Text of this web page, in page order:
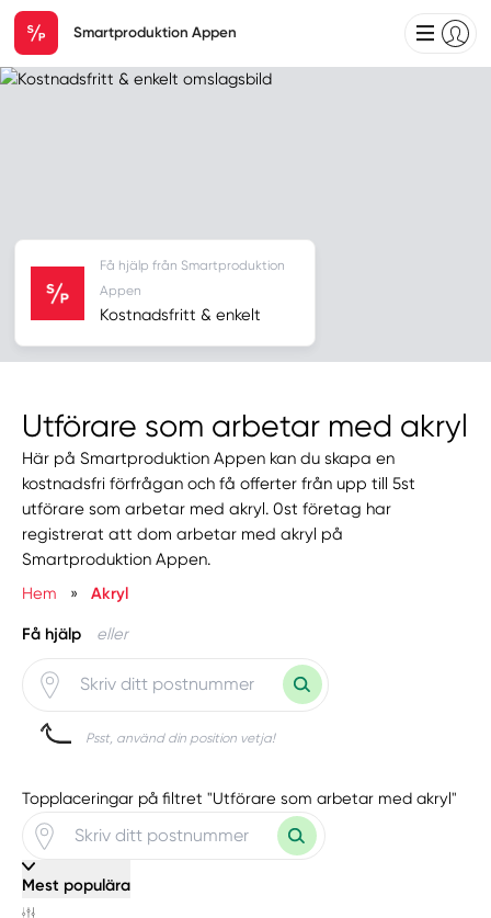
Smartproduktion Appen
Utförare som arbetar med akryl
Här på Smartproduktion Appen kan du skapa en
kostnadsfri förfrågan och få offerter från upp till 5st
utförare som arbetar med akryl. 0st företag har
registrerat att dom arbetar med akryl på
Smartproduktion Appen.
Hem
» Akryl
Få hjälp eller
Psst, använd din position vetja!
Få hjälp från Smartproduktion
Appen
Kostnadsfritt & enkelt
Topplaceringar på filtret "Utförare som arbetar med akryl"
Mest populära